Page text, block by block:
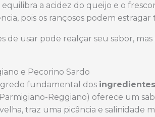
a acidez do queijo e o
pois os rançosos podem
de usar pode realçar seu sabor,
e Pecorino Sardo
fundamental dos
Reggiano) oferece um
traz uma picância e salinidade